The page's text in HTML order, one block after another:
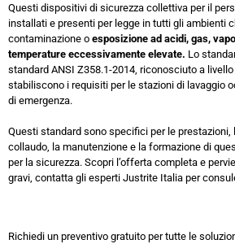
Questi dispositivi di sicurezza collettiva per il
installati e presenti per legge in tutti gli ambienti
contaminazione o esposizione ad acidi, gas,
temperature eccessivamente elevate. Lo
standard ANSI Z358.1-2014, riconosciuto a livello
stabiliscono i requisiti per le stazioni di lavaggio
di emergenza.
Questi standard sono specifici per le prestazioni,
collaudo, la manutenzione e la formazione di
per la sicurezza. Scopri l’offerta completa e
gravi, contatta gli esperti Justrite Italia per
Richiedi un preventivo gratuito per tutte le